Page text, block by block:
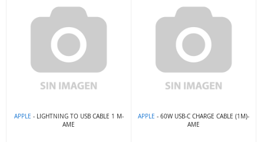
APPLE - LIGHTNING TO USB CABLE 1 M-
AME
APPLE - 60W USB-C CHARGE CABLE (1M)-
AME